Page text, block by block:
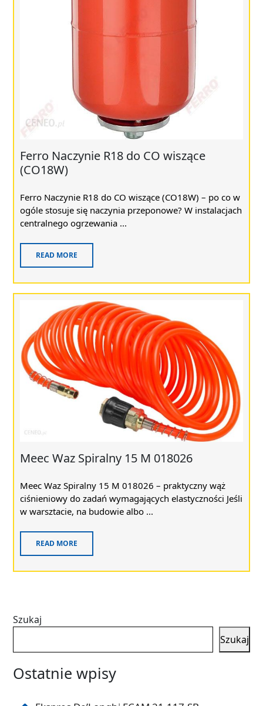
Ferro Naczynie R18 do CO wiszące
(CO18W)
Ferro Naczynie R18 do CO wiszące (CO18W) – po co w
ogóle stosuje się naczynia przeponowe? W instalacjach
centralnego ogrzewania ...
READ MORE
Meec Waz Spiralny 15 M 018026
Meec Waz Spiralny 15 M 018026 – praktyczny wąż
ciśnieniowy do zadań wymagających elastyczności Jeśli
w warsztacie, na budowie albo ...
READ MORE
Szukaj
Szukaj
Ostatnie wpisy